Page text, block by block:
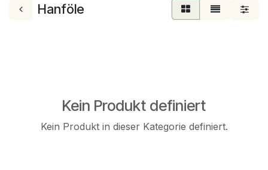
Hanföle
Kein Produkt definiert
Kein Produkt in dieser Kategorie definiert.